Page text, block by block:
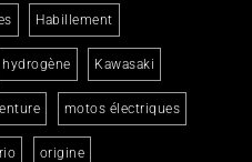
Habillement
hydrogène Kawasaki
motos électriques
origine